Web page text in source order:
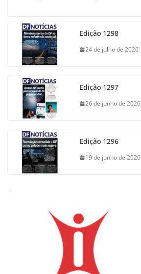
Edição 1298
24 de julho de 2026
Edição 1297
26 de junho de 2026
Edição 1296
19 de junho de 2026